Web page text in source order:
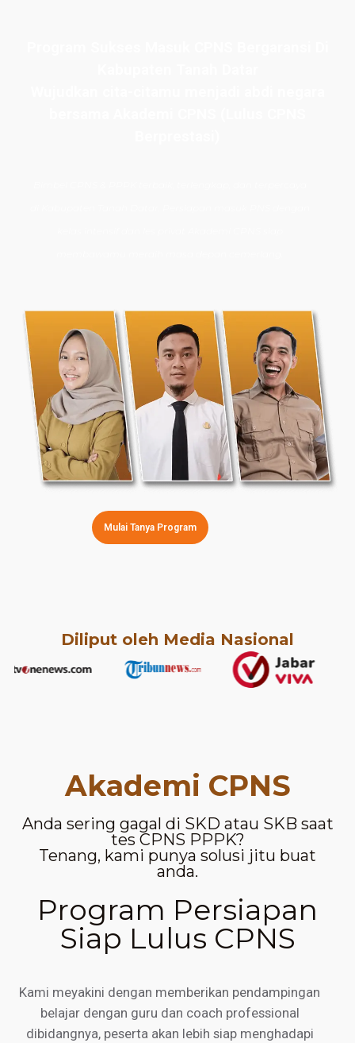
Mulai Tanya Program
Diliput oleh Media Nasional
Akademi CPNS
Anda sering gagal di SKD atau SKB saat
tes CPNS PPPK?
Tenang, kami punya solusi jitu buat
anda.
Program Persiapan
Siap Lulus CPNS
Kami meyakini dengan memberikan pendampingan
belajar dengan guru dan coach professional
dibidangnya, peserta akan lebih siap menghadapi